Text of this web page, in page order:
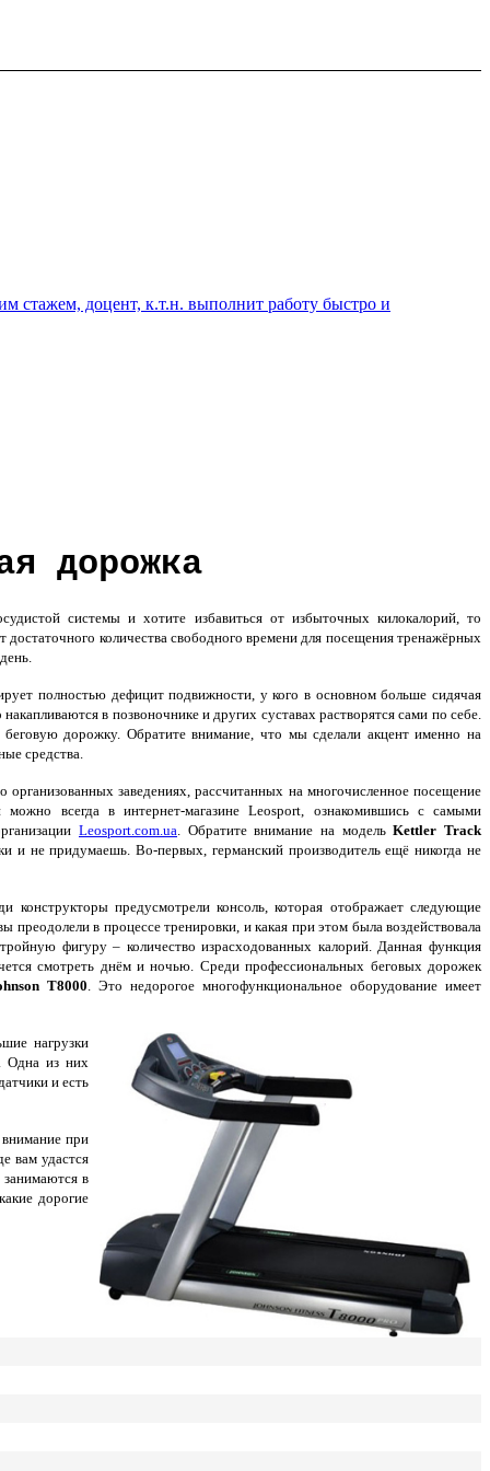
стажем, доцент, к.т.н. выполнит работу быстро и
дорожка
системы и хотите избавиться от избыточных килокалорий, то
достаточного количества свободного времени для посещения тренажёрных
полностью дефицит подвижности, у кого в основном больше сидячая
в позвоночнике и других суставах растворятся сами по себе.
дорожку. Обратите внимание, что мы сделали акцент именно на
средства.
заведениях, рассчитанных на многочисленное посещение
всегда в интернет-магазине Leosport, ознакомившись с самыми
Leosport.com.ua. Обратите внимание на модельKettler Track
не придумаешь. Во-первых, германский производитель ещё никогда не
предусмотрели консоль, которая отображает следующие
в процессе тренировки, и какая при этом была воздействовала
фигуру – количество израсходованных калорий. Данная функция
смотреть днём и ночью. Среди профессиональных беговых дорожек
T8000. Это недорогое многофункциональное оборудование имеет
нагрузки
Одна из них
и есть
при
вам удастся
в
дорогие